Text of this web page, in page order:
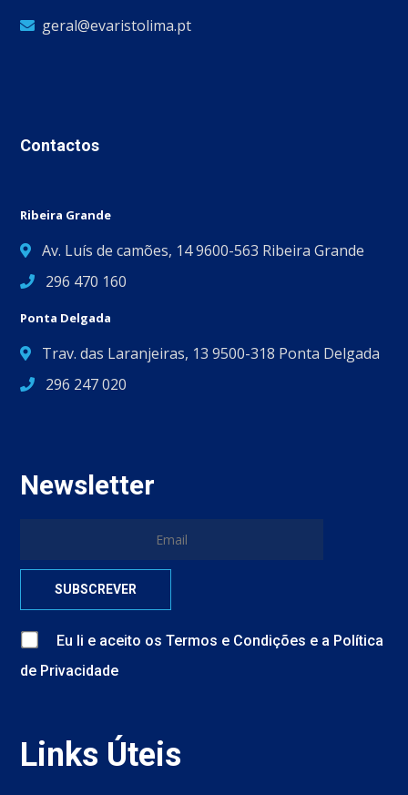
geral@evaristolima.pt
Contactos
Ribeira Grande
Av. Luís de camões, 14 9600-563 Ribeira Grande
296 470 160
Ponta Delgada
Trav. das Laranjeiras, 13 9500-318 Ponta Delgada
296 247 020
Newsletter
Eu li e aceito osTermos e Condições e a Política
de Privacidade
Links Úteis